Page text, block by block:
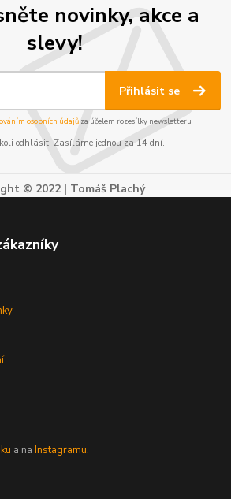
novinky, akce a
slevy!
Přihlásit se
osobních údajůza účelem rozesílky newsletteru.
odhlásit. Zasíláme jednou za 14 dní.
© 2022 | Tomáš Plachý
a naInstagramu.